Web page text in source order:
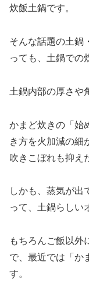
炊飯土鍋です。
そんな話題の土鍋
っても、土鍋での
土鍋内部の厚さや
かまど炊きの「始
き方を火加減の細
吹きこぼれも抑え
しかも、蒸気が出
って、土鍋らしい
もちろんご飯以外
で、最近では「か
す。